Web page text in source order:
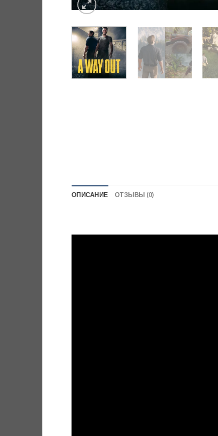
ОПИСАНИЕ ОТЗЫВЫ (0)